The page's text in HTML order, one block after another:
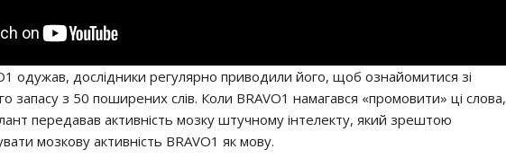
одужав, дослідники регулярно приводили його, щоб ознайомитися зі
запасу з 50 поширених слів. Коли BRAVO1 намагався «промовити» ці слова,
передавав активність мозку штучному інтелекту, який зрештою
мозкову активність BRAVO1 як мову.